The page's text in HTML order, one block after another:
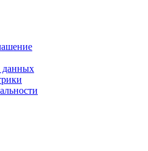
данных